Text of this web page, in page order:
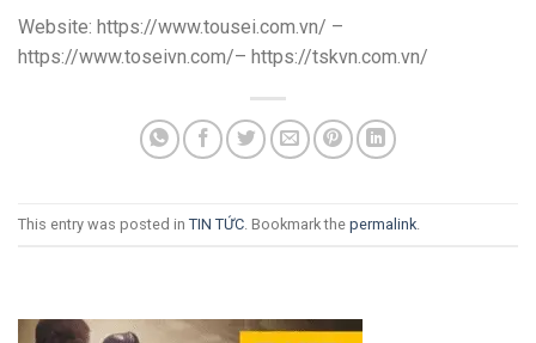
Website: https://www.tousei.com.vn/ –
https://www.toseivn.com/– https://tskvn.com.vn/
This entry was posted in TIN TỨC . Bookmark the permalink